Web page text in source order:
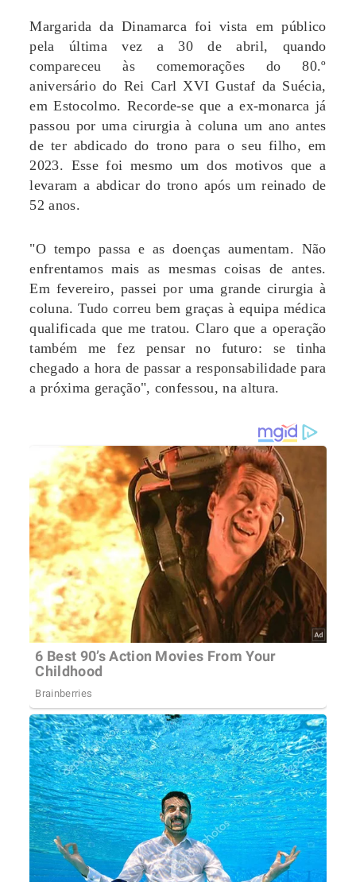
Margarida da Dinamarca foi vista em público
pela última vez a 30 de abril, quando
compareceu às comemorações do 80.º
aniversário do Rei Carl XVI Gustaf da Suécia,
em Estocolmo. Recorde-se que a ex-monarca já
passou por uma cirurgia à coluna um ano antes
de ter abdicado do trono para o seu filho, em
2023. Esse foi mesmo um dos motivos que a
levaram a abdicar do trono após um reinado de
52 anos.
"O tempo passa e as doenças aumentam. Não
enfrentamos mais as mesmas coisas de antes.
Em fevereiro, passei por uma grande cirurgia à
coluna. Tudo correu bem graças à equipa médica
qualificada que me tratou. Claro que a operação
também me fez pensar no futuro: se tinha
chegado a hora de passar a responsabilidade para
a próxima geração", confessou, na altura.